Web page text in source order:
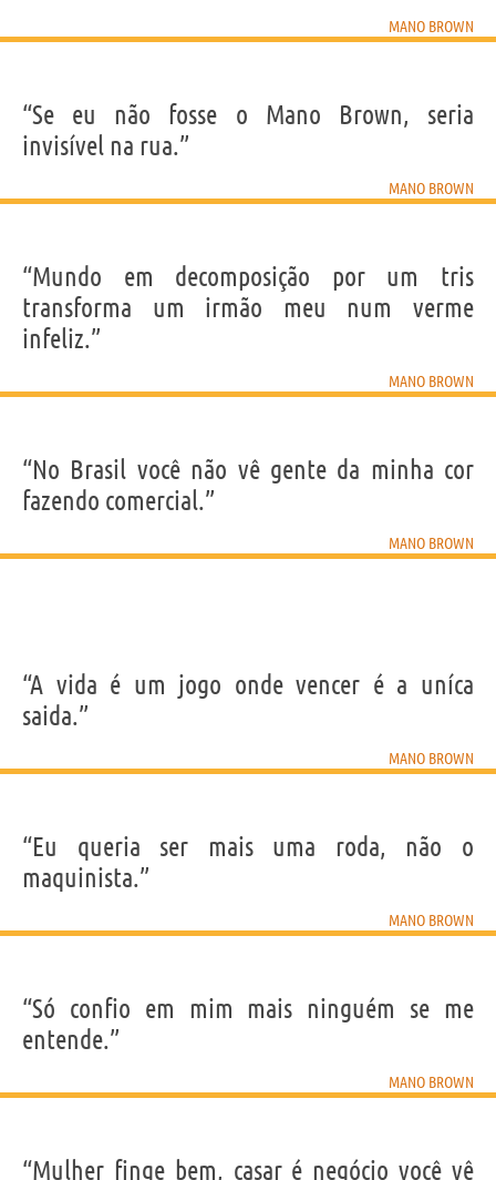
MANO BROWN
“Se eu não fosse o Mano Brown, seria
invisível na rua.”
MANO BROWN
“Mundo em decomposição por um tris
transforma um irmão meu num verme
infeliz.”
MANO BROWN
“No Brasil você não vê gente da minha cor
fazendo comercial.”
MANO BROWN
“A vida é um jogo onde vencer é a uníca
saida.”
MANO BROWN
“Eu queria ser mais uma roda, não o
maquinista.”
MANO BROWN
“Só confio em mim mais ninguém se me
entende.”
MANO BROWN
“Mulher finge bem, casar é negócio você vê